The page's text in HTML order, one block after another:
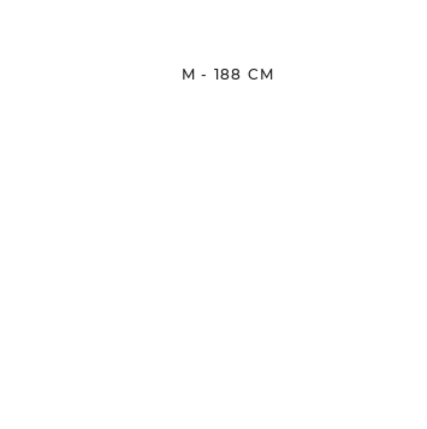
M - 188 CM